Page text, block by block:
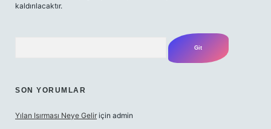
kaldırılacaktır.
SON YORUMLAR
Yılan Isırması Neye Gelir için admin